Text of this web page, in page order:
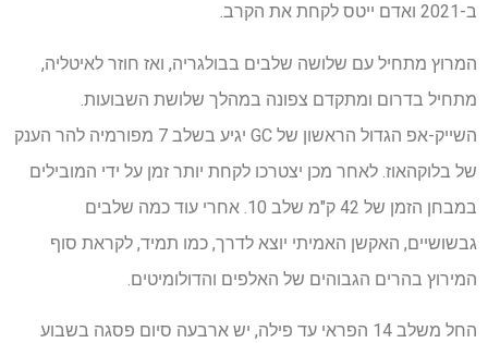
ב-2021 ואדם ייטס לקחת את הקרב.
המרוץ מתחיל עם שלושה שלבים בבולגריה, ואז חוזר לאיטליה,
מתחיל בדרום ומתקדם צפונה במהלך שלושת השבועות.
השייק-אפ הגדול הראשון של GC יגיע בשלב 7 מפורמיה להר הענק
של בלוקהאוז. לאחר מכן יצטרכו לקחת יותר זמן על ידי המובילים
במבחן הזמן של 42 ק"מ שלב 10. אחרי עוד כמה שלבים
גבשושיים, האקשן האמיתי יוצא לדרך, כמו תמיד, לקראת סוף
המירוץ בהרים הגבוהים של האלפים והדולומיטים.
החל משלב 14 הפראי עד פילה, יש ארבעה סיום פסגה בשבוע